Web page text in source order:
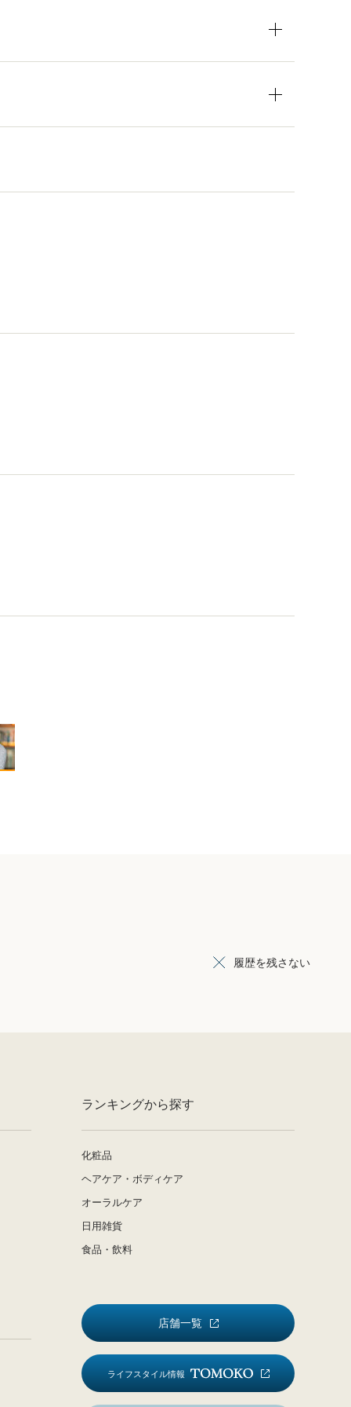
履歴を残さない
ランキングから探す
化粧品
ヘアケア・ボディケア
オーラルケア
日用雑貨
食品・飲料
店舗一覧
ライフスタイル情報